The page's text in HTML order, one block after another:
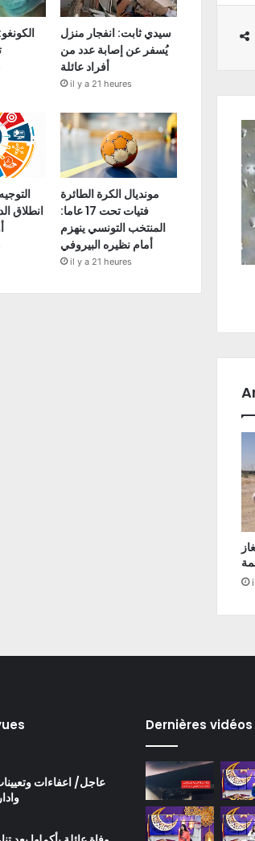
سيدي ثابت: انفجار منزل
يُسفر عن إصابة عدد من
أفراد عائلة
il y a 21 heures
مونديال الكرة الطائرة
فتيات تحت 17 عاما:
المنتخب التونسي ينهزم
أمام نظيره البيروفي
il y a 21 heures
عاجل/ اعفاءات
Dernières vidéos